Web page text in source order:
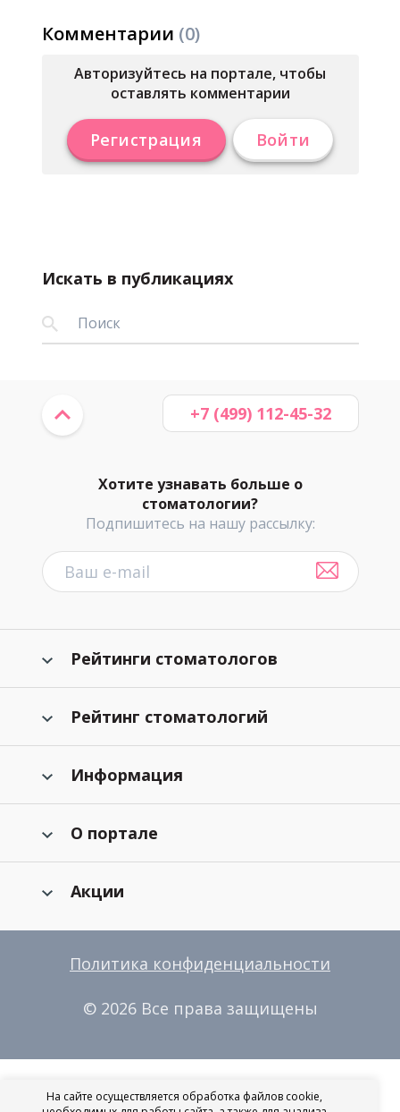
Комментарии (0)
Авторизуйтесь на портале, чтобы
оставлять комментарии
Регистрация Войти
Искать в публикациях
Хотите узнавать больше о
стоматологии?
Подпишитесь на нашу рассылку:
+7 (499) 112-45-32
Рейтинги стоматологов
Рейтинг стоматологий
Информация
О портале
Акции
Политика конфиденциальности
© 2026 Все права защищены
На сайте осуществляется обработка файлов cookie,